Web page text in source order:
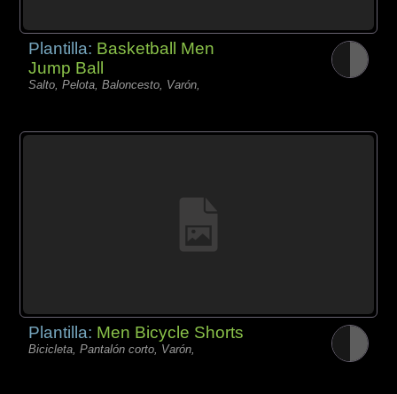
Plantilla: Basketball Men
Jump Ball
Salto, Pelota, Baloncesto, Varón,
Plantilla: Men Bicycle Shorts
Bicicleta, Pantalón corto, Varón,